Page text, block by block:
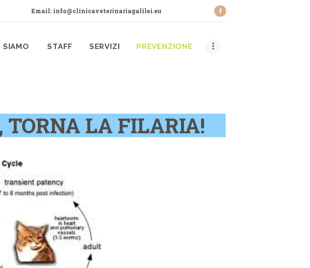
Email: info@clinicaveterinariagalilei.eu
SIAMO STAFF SERVIZI PREVENZIONE
LA FILARIA!